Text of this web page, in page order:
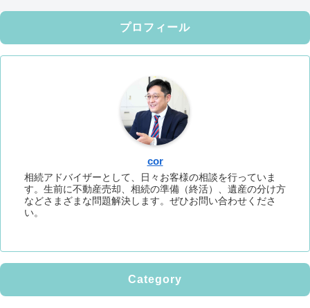
プロフィール
cor
相続アドバイザーとして、日々お客様の相談を行っていま
す。生前に不動産売却、相続の準備（終活）、遺産の分け方
などさまざまな問題解決します。ぜひお問い合わせくださ
い。
Category